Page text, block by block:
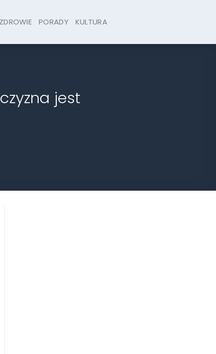
ZDROWIE PORADY KULTURA
jest